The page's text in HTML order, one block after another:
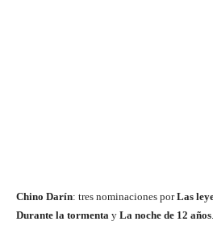
Chino Darín: tres nominaciones porLas
Durante la tormenta y La noche de 12 años.